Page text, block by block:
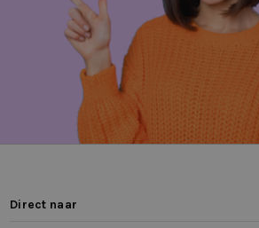
Direct naar